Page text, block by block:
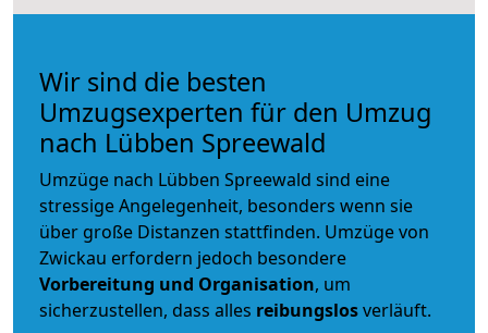
Wir sind die besten
Umzugsexperten für den Umzug
nach Lübben Spreewald
Umzüge nach Lübben Spreewald sind eine
stressige Angelegenheit, besonders wenn sie
über große Distanzen stattfinden. Umzüge von
Zwickau erfordern jedoch besondere
Vorbereitung und Organisation, um
sicherzustellen, dass alles reibungslosverläuft.